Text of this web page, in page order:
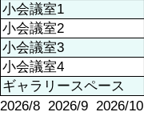
小会議室1
小会議室2
小会議室3
小会議室4
ギャラリースペース
2026/8 2026/9 2026/10